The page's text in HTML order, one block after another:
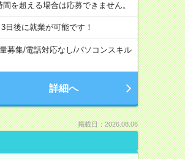
を超える場合は応募できません。
後に就業が可能です！
募集/電話対応なし/パソコンスキル
詳細へ
掲載日：2026.08.06